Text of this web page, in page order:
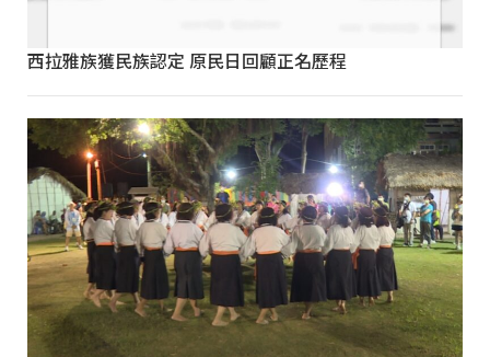
西拉雅族獲民族認定 原民日回顧正名歷程